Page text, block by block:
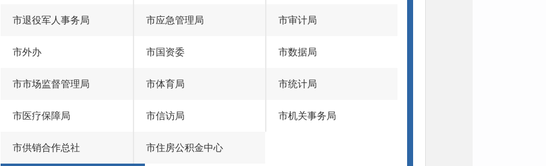
市退役军人事务局 市应急管理局 市审计局
市外办 市国资委 市数据局
市市场监督管理局 市体育局 市统计局
市医疗保障局 市信访局 市机关事务局
市供销合作总社 市住房公积金中心